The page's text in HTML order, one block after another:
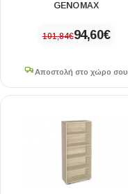
GENOMAX
101,84€94,60€
Αποστολή στο χώρο σου